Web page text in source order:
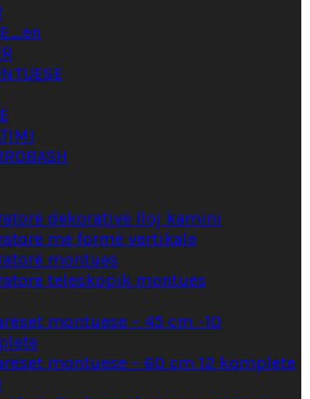
dekorativë lloj kamini
me formë vertikale
montues
teleskopik montues
montuese – 45 cm -10
montuese – 60 cm 12 komplete